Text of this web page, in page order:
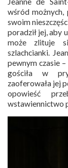
wśród
swoim
poradził jej, aby
może zlituje
szlachcianki.
pewnym czasie
gościła w
zaoferowała jej
opowieść
wstawiennictwo